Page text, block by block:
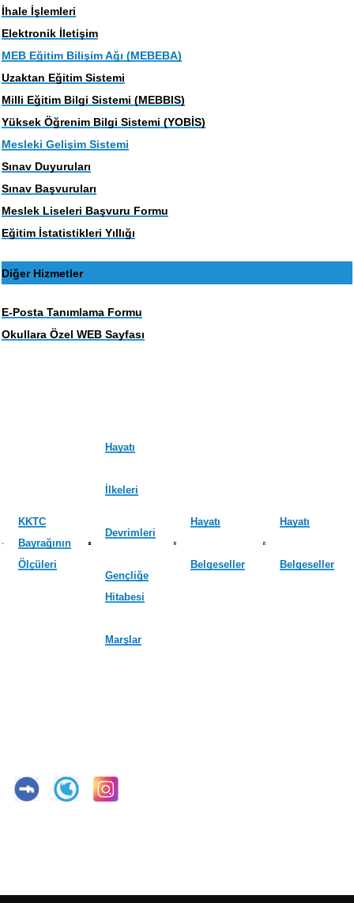
İhale İşlemleri
Elektronik İletişim
MEB Eğitim Bilişim Ağı (MEBEBA)
Uzaktan Eğitim Sistemi
Milli Eğitim Bilgi Sistemi (MEBBIS)
Yüksek Öğrenim Bilgi Sistemi (YOBİS)
Mesleki Gelişim Sistemi
Sınav Duyuruları
Sınav Başvuruları
Meslek Liseleri Başvuru Formu
Eğitim İstatistikleri Yıllığı
Diğer Hizmetler
E-Posta Tanımlama Formu
Okullara Özel WEB Sayfası
KKTC
Bayrağının
Ölçüleri
Hayatı
İlkeleri
Devrimleri
Gençliğe
Hitabesi
Marşlar
Hayatı
Belgeseller
Hayatı
Belgeseller